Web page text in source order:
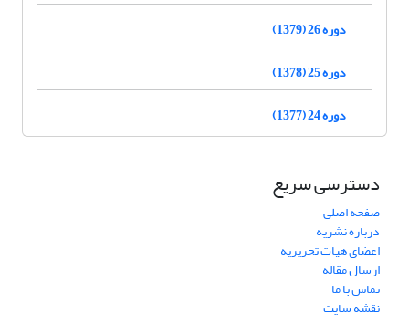
دوره 26 (1379)
دوره 25 (1378)
دوره 24 (1377)
دسترسی سریع
صفحه اصلی
درباره نشریه
اعضای هیات تحریریه
ارسال مقاله
تماس با ما
نقشه سایت